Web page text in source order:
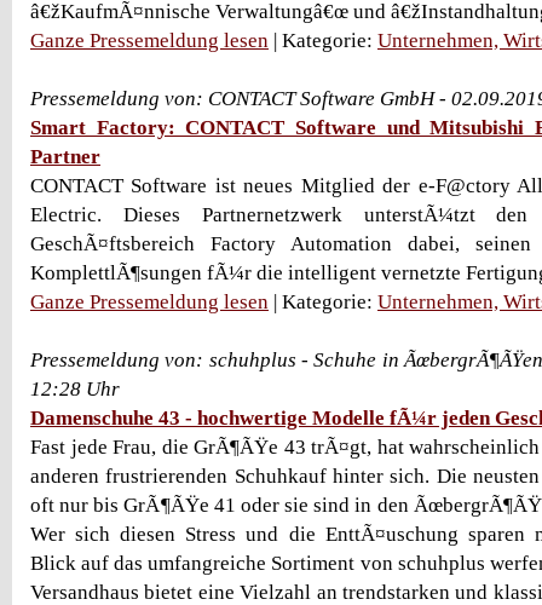
â€žKaufmÃ¤nnische Verwaltungâ€œ und
Ganze Pressemeldung lesen | Kategorie: Unternehmen,
Pressemeldung von: CONTACT Software GmbH -
Smart Factory: CONTACT Software und Mitsubishi
Partner
CONTACT Software ist neues Mitglied der e-F@ctory
Electric. Dieses Partnernetzwerk unterstÃ¼tzt
GeschÃ¤ftsbereich Factory Automation dabei, seinen
KomplettlÃ¶sungen fÃ¼r die intelligent vernetzte
Ganze Pressemeldung lesen | Kategorie: Unternehmen,
Pressemeldung von: schuhplus - Schuhe in
12:28 Uhr
Damenschuhe 43 - hochwertige Modelle fÃ¼r jeden
Fast jede Frau, die GrÃ¶ÃŸe 43 trÃ¤gt, hat
anderen frustrierenden Schuhkauf hinter sich. Die
oft nur bis GrÃ¶ÃŸe 41 oder sie sind in den
Wer sich diesen Stress und die EnttÃ¤uschung sparen
Blick auf das umfangreiche Sortiment von schuhplus
Versandhaus bietet eine Vielzahl an trendstarken und